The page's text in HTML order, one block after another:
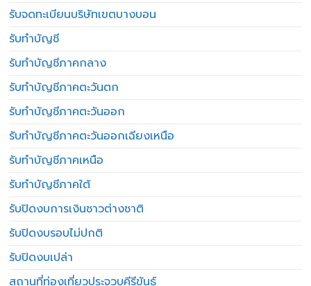
รับจดทะเบียนบริษัทเขตบางบอน
รับทำบัญชี
รับทำบัญชีภาคกลาง
รับทำบัญชีภาคตะวันตก
รับทำบัญชีภาคตะวันออก
รับทำบัญชีภาคตะวันออกเฉียงเหนือ
รับทำบัญชีภาคเหนือ
รับทำบัญชีภาคใต้
รับปิดงบการเงินชาวต่างชาติ
รับปิดงบรอบไม่ปกติ
รับปิดงบเปล่า
สถานที่ท่องเที่ยวประจวบคีรีขันธ์